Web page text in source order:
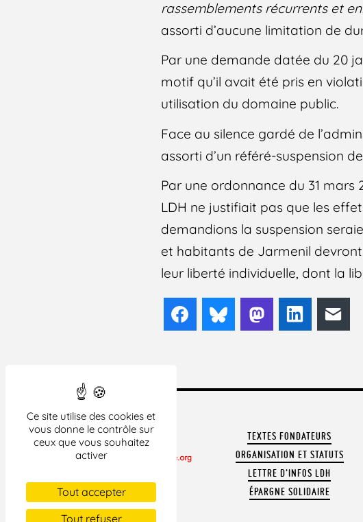
Ce site utilise des cookies et
vous donne le contrôle sur
ceux que vous souhaitez
activer
Tout accepter
Tout refuser
rassemblements récurrents et
assorti d’aucune limitation de
Par une demande datée du 20
motif qu’il avait été pris en
utilisation du domaine public.
Face au silence gardé de
assorti d’un référé-suspension
Par une ordonnance du 31
LDH ne justifiait pas que les
demandions la suspension
et habitants de Jarmenil
leur liberté individuelle, dont la
FacebookBlueskyMastodonLinkedIn
CONTACTER LA LDH
REVUE DE PRESSE
ARCHIVES
TEXTES FONDATEURS
ORGANISATION ET STATUTS
LETTRE D'INFOS LDH
ÉPARGNE SOLIDAIRE